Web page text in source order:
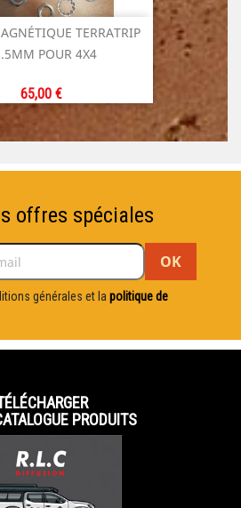
TERRATRIP
POUR 4X4
Prix
65,00 €
offres spéciales
générales et la politique de
PRODUITS